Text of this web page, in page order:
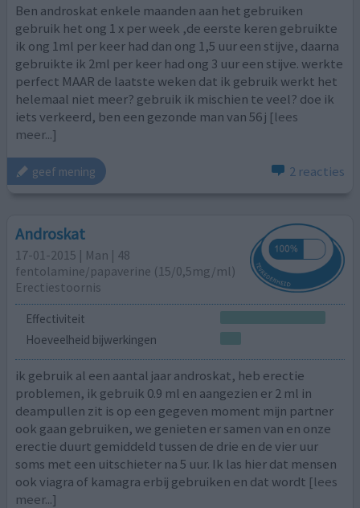
Ben androskat enkele maanden aan het gebruiken
gebruik het ong 1 x per week ,de eerste keren gebruikte
ik ong 1ml per keer had dan ong 1,5 uur een stijve, daarna
gebruikte ik 2ml per keer had ong 3 uur een stijve. werkte
perfect MAAR de laatste weken dat ik gebruik werkt het
helemaal niet meer? gebruik ik mischien te veel? doe ik
iets verkeerd, ben een gezonde man van 56 j [lees
meer...]
geef mening 2 reacties
Androskat
17-01-2015 | Man | 48
fentolamine/papaverine (15/0,5mg/ml)
Erectiestoornis
Effectiviteit
Hoeveelheid bijwerkingen
ik gebruik al een aantal jaar androskat, heb erectie
problemen, ik gebruik 0.9 ml en aangezien er 2 ml in
deampullen zit is op een gegeven moment mijn partner
ook gaan gebruiken, we genieten er samen van en onze
erectie duurt gemiddeld tussen de drie en de vier uur
soms met een uitschieter na 5 uur. Ik las hier dat mensen
ook viagra of kamagra erbij gebruiken en dat wordt [lees
meer...]